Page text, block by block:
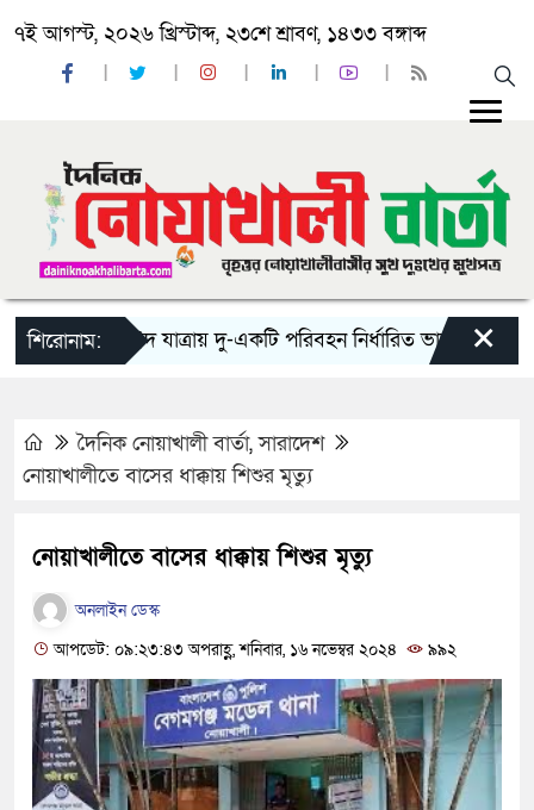
৭ই আগস্ট, ২০২৬ খ্রিস্টাব্দ, ২৩শে শ্রাবণ, ১৪৩৩ বঙ্গাব্দ
শিরোনাম:‘ঈদ যাত্রায় দু-একটি পরিবহন নির্ধারিত ভাড়ার চেয়েও কম
×
দৈনিক নোয়াখালী বার্তা,সারাদেশ
নোয়াখালীতে বাসের ধাক্কায় শিশুর মৃত্যু
নোয়াখালীতে বাসের ধাক্কায় শিশুর মৃত্যু
অনলাইন ডেস্ক
আপডেট: ০৯:২৩:৪৩ অপরাহ্ণ, শনিবার, ১৬ নভেম্বর ২০২৪
৯৯২